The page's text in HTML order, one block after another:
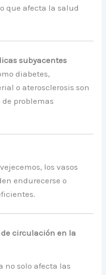
que afecta la salud
subyacentes
diabetes,
o aterosclerosis son
problemas
los vasos
endurecerse o
circulación en la
no solo afecta las